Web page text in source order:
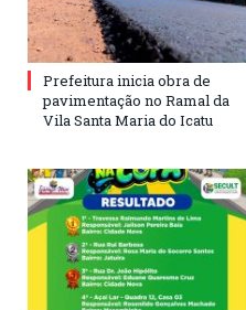
Prefeitura inicia obra de
pavimentação no Ramal da
Vila Santa Maria do Icatu